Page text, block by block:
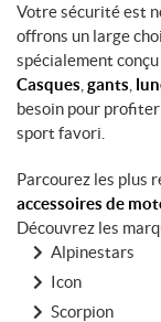
Votre sécurité est
offrons un large
spécialement
Casques gants
besoin pour
sport favori.
Parcourez les plus
accessoires de
Découvrez les
Alpinestars
Icon
Scorpion